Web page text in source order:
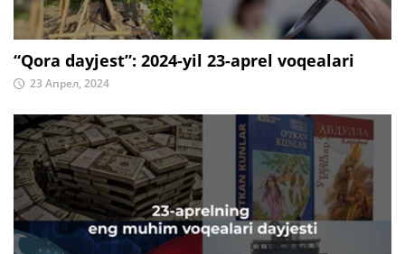
“Qora dayjest”: 2024-yil 23-aprel voqealari
23 Апрел, 2024